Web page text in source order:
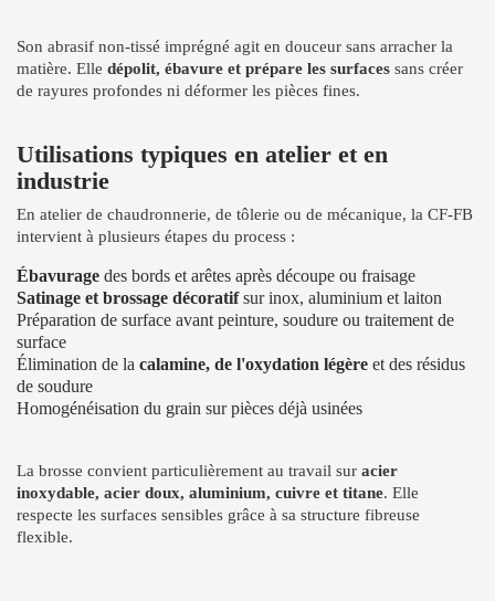
Son abrasif non-tissé imprégné agit en douceur sans arracher la
matière. Elle dépolit, ébavure et prépare les surfaces sans créer
de rayures profondes ni déformer les pièces fines.
Utilisations typiques en atelier et en
industrie
En atelier de chaudronnerie, de tôlerie ou de mécanique, la CF-FB
intervient à plusieurs étapes du process :
Ébavurage des bords et arêtes après découpe ou fraisage
Satinage et brossage décoratifsur inox, aluminium et laiton
Préparation de surface avant peinture, soudure ou traitement de
surface
Élimination de la calamine, de l'oxydation légère et des résidus
de soudure
Homogénéisation du grain sur pièces déjà usinées
La brosse convient particulièrement au travail sur acier
inoxydable, acier doux, aluminium, cuivre et titane. Elle
respecte les surfaces sensibles grâce à sa structure fibreuse
flexible.